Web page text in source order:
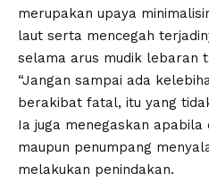
merupakan upaya
laut serta mencegah
selama arus mudik lebaran
“Jangan sampai ada
berakibat fatal, itu yang
Ia juga menegaskan
maupun penumpang
melakukan penindakan.